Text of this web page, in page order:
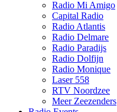
Radio Mi Amigo
Capital Radio
Radio Atlantis
Radio Delmare
Radio Paradijs
Radio Dolfijn
Radio Monique
Laser 558
RTV Noordzee
Meer Zeezenders